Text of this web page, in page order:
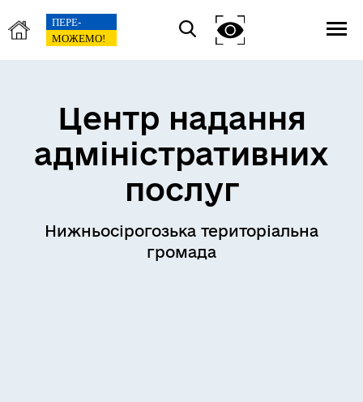
Центр надання
адміністративних
послуг
Нижньосірогозька територіальна
громада